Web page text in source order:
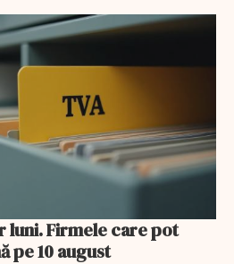
luni. Firmele care pot
pe 10 august